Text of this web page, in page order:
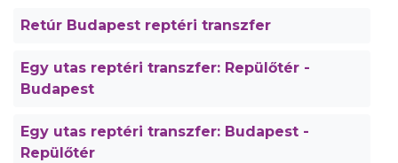
Retúr Budapest reptéri transzfer
Egy utas reptéri transzfer: Repülőtér -
Budapest
Egy utas reptéri transzfer: Budapest -
Repülőtér